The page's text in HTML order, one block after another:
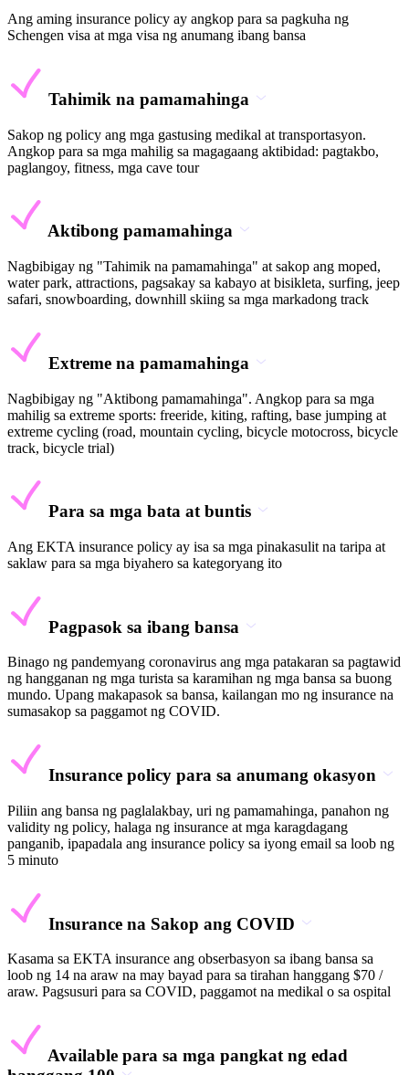
Ang aming insurance policy ay angkop para sa pagkuha ng
Schengen visa at mga visa ng anumang ibang bansa
Tahimik na pamamahinga
Sakop ng policy ang mga gastusing medikal at transportasyon.
Angkop para sa mga mahilig sa magagaang aktibidad: pagtakbo,
paglangoy, fitness, mga cave tour
Aktibong pamamahinga
Nagbibigay ng "Tahimik na pamamahinga" at sakop ang moped,
water park, attractions, pagsakay sa kabayo at bisikleta, surfing, jeep
safari, snowboarding, downhill skiing sa mga markadong track
Extreme na pamamahinga
Nagbibigay ng "Aktibong pamamahinga". Angkop para sa mga
mahilig sa extreme sports: freeride, kiting, rafting, base jumping at
extreme cycling (road, mountain cycling, bicycle motocross, bicycle
track, bicycle trial)
Para sa mga bata at buntis
Ang EKTA insurance policy ay isa sa mga pinakasulit na taripa at
saklaw para sa mga biyahero sa kategoryang ito
Pagpasok sa ibang bansa
Binago ng pandemyang coronavirus ang mga patakaran sa pagtawid
ng hangganan ng mga turista sa karamihan ng mga bansa sa buong
mundo. Upang makapasok sa bansa, kailangan mo ng insurance na
sumasakop sa paggamot ng COVID.
Insurance policy para sa anumang okasyon
Piliin ang bansa ng paglalakbay, uri ng pamamahinga, panahon ng
validity ng policy, halaga ng insurance at mga karagdagang
panganib, ipapadala ang insurance policy sa iyong email sa loob ng
5 minuto
Insurance na Sakop ang COVID
Kasama sa EKTA insurance ang obserbasyon sa ibang bansa sa
loob ng 14 na araw na may bayad para sa tirahan hanggang $70 /
araw. Pagsusuri para sa COVID, paggamot na medikal o sa ospital
Available para sa mga pangkat ng edad